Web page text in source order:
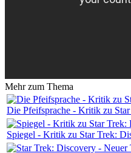
Mehr zum Thema
Die Pfeifsprache - Kritik zu
Spiegel - Kritik zu Star Trek: